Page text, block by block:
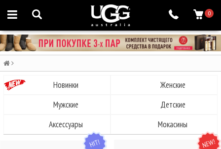
0
Новинки
Женские
Мужские
Детские
Аксессуары
Мокасины
HIT NEW